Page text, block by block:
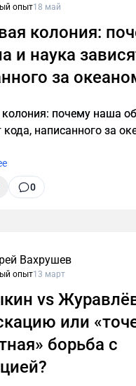
опыт18 май
колония:
и наука
за
почему наша
кода, написанного за
0
Вахрушев
опыт13 март
vs
или
борьба с